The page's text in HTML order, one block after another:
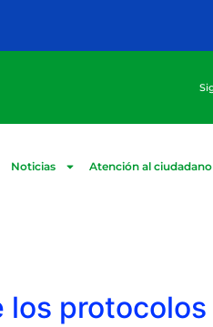
Noticias Atención al ciudadano